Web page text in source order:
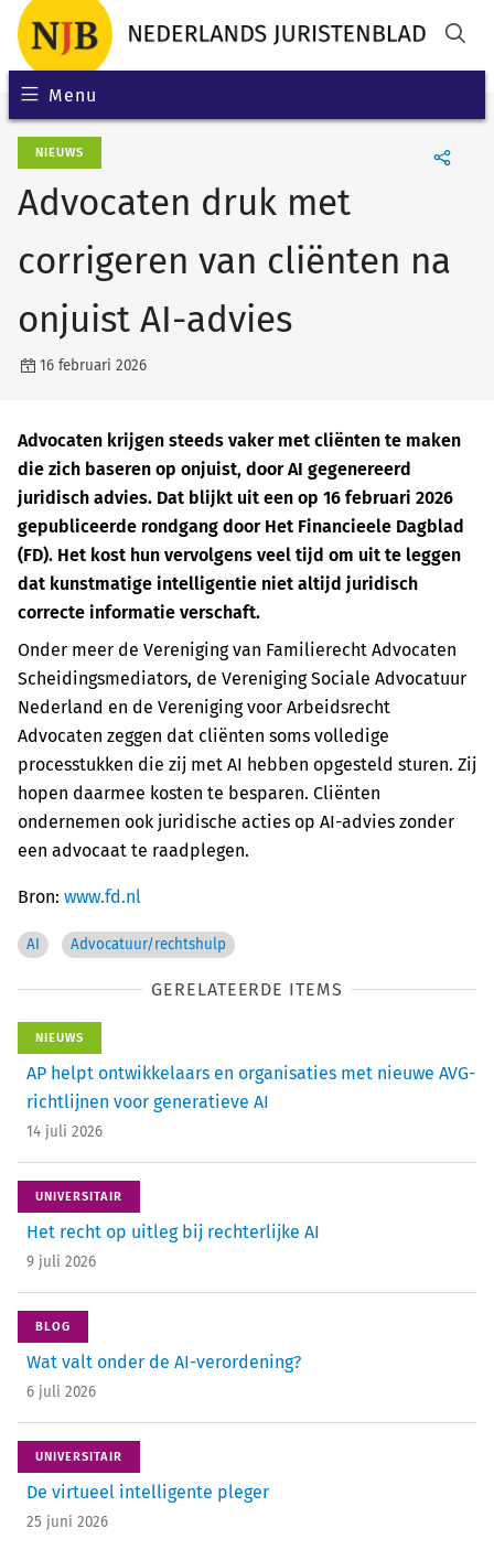
Menu
NIEUWS
Advocaten druk met
corrigeren van cliënten na
onjuist AI-advies
16 februari 2026
Advocaten krijgen steeds vaker met cliënten te maken
die zich baseren op onjuist, door AI gegenereerd
juridisch advies. Dat blijkt uit een op 16 februari 2026
gepubliceerde rondgang door Het Financieele Dagblad
(FD). Het kost hun vervolgens veel tijd om uit te leggen
dat kunstmatige intelligentie niet altijd juridisch
correcte informatie verschaft.
Onder meer de Vereniging van Familierecht Advocaten
Scheidingsmediators, de Vereniging Sociale Advocatuur
Nederland en de Vereniging voor Arbeidsrecht
Advocaten zeggen dat cliënten soms volledige
processtukken die zij met AI hebben opgesteld sturen. Zij
hopen daarmee kosten te besparen. Cliënten
ondernemen ook juridische acties op AI-advies zonder
een advocaat te raadplegen.
Bron: www.fd.nl
AI Advocatuur/rechtshulp
GERELATEERDE ITEMS
NIEUWS
AP helpt ontwikkelaars en organisaties met nieuwe AVG-
richtlijnen voor generatieve AI
14 juli 2026
UNIVERSITAIR
Het recht op uitleg bij rechterlijke AI
9 juli 2026
BLOG
Wat valt onder de AI-verordening?
6 juli 2026
UNIVERSITAIR
De virtueel intelligente pleger
25 juni 2026